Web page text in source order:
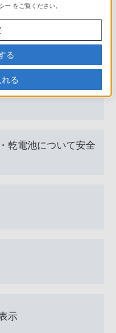
端子・ケーブル、
乾電池について安全
示
ー をご覧ください。
る
る